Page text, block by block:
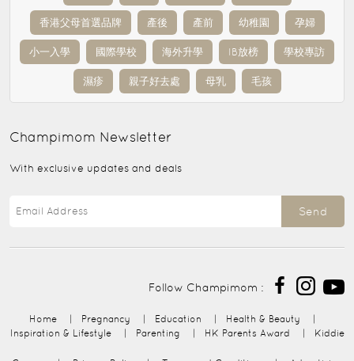
香港父母首選品牌 產後 產前 幼稚園 孕婦
小一入學 國際學校 海外升學 IB放榜 學校專訪
濕疹 親子好去處 母乳 毛孩
Champimom Newsletter
With exclusive updates and deals
Send
Follow Champimom :
Home | Pregnancy | Education | Health & Beauty
|
Inspiration & Lifestyle
| Parenting | HK Parents Award | Kiddie